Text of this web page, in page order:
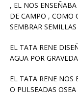
, EL NOS
DE CAMPO , COMO
SEMBRAR
EL TATA RENE
AGUA POR
EL TATA RENE NOS
O PULSEADAS